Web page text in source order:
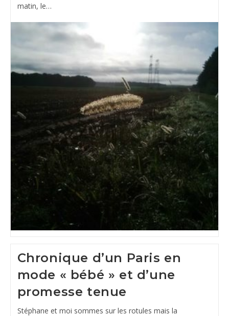
matin, le…
Chronique d’un Paris en
mode « bébé » et d’une
promesse tenue
Stéphane et moi sommes sur les rotules mais la